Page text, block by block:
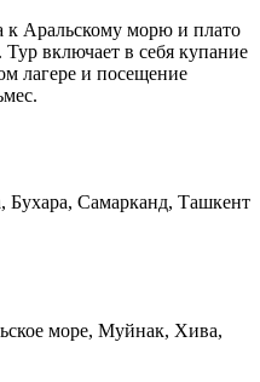
к Аральскому морю и плато
включает в себя купание
лагере и посещение
Самарканд, Ташкент
море, Муйнак, Хива,